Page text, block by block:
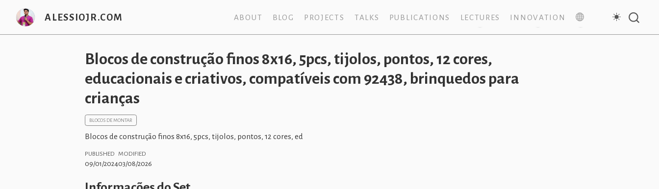
ALESSIOJR.COM ABOUT BLOG PROJECTS TALKS PUBLICATIONS LECTURES INNOVATION
Blocos de construção finos 8x16, 5pcs, tijolos, pontos, 12 cores,
educacionais e criativos, compatíveis com 92438, brinquedos para
crianças
BLOCOS DE MONTAR
Blocos de construção finos 8x16, 5pcs, tijolos, pontos, 12 cores, ed
PUBLISHED
09/01/2024
MODIFIED
03/08/2026